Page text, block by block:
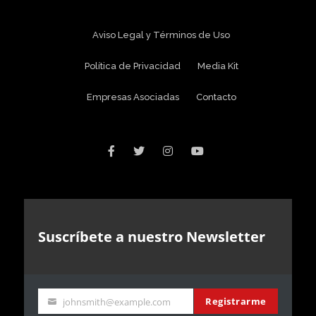
Aviso Legal y Términos de Uso
Política de Privacidad Media Kit
Empresas Asociadas Contacto
Suscríbete a nuestro Newsletter
Your
johnsmith@example.com Registrarme